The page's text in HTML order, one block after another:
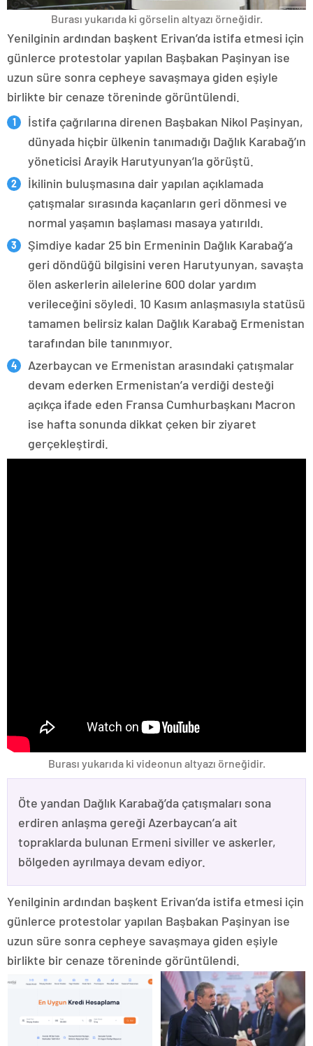
Burası yukarıda ki görselin altyazı örneğidir.
Yenilginin ardından başkent Erivan’da istifa etmesi için
günlerce protestolar yapılan Başbakan Paşinyan ise
uzun süre sonra cepheye savaşmaya giden eşiyle
birlikte bir cenaze töreninde görüntülendi.
İstifa çağrılarına direnen Başbakan Nikol Paşinyan,
dünyada hiçbir ülkenin tanımadığı Dağlık Karabağ’ın
yöneticisi Arayik Harutyunyan’la görüştü.
İkilinin buluşmasına dair yapılan açıklamada
çatışmalar sırasında kaçanların geri dönmesi ve
normal yaşamın başlaması masaya yatırıldı.
Şimdiye kadar 25 bin Ermeninin Dağlık Karabağ’a
geri döndüğü bilgisini veren Harutyunyan, savaşta
ölen askerlerin ailelerine 600 dolar yardım
verileceğini söyledi. 10 Kasım anlaşmasıyla statüsü
tamamen belirsiz kalan Dağlık Karabağ Ermenistan
tarafından bile tanınmıyor.
Azerbaycan ve Ermenistan arasındaki çatışmalar
devam ederken Ermenistan’a verdiği desteği
açıkça ifade eden Fransa Cumhurbaşkanı Macron
ise hafta sonunda dikkat çeken bir ziyaret
gerçekleştirdi.
Burası yukarıda ki videonun altyazı örneğidir.
Öte yandan Dağlık Karabağ’da çatışmaları sona
erdiren anlaşma gereği Azerbaycan’a ait
topraklarda bulunan Ermeni siviller ve askerler,
bölgeden ayrılmaya devam ediyor.
Yenilginin ardından başkent Erivan’da istifa etmesi için
günlerce protestolar yapılan Başbakan Paşinyan ise
uzun süre sonra cepheye savaşmaya giden eşiyle
birlikte bir cenaze töreninde görüntülendi.